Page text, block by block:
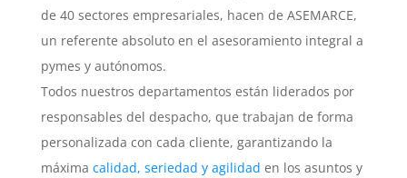
de 40 sectores empresariales, hacen de ASEMARCE,
un referente absoluto en el asesoramiento integral a
pymes y autónomos.
Todos nuestros departamentos están liderados por
responsables del despacho, que trabajan de forma
personalizada con cada cliente, garantizando la
máxima calidad, seriedad y agilidad en los asuntos y